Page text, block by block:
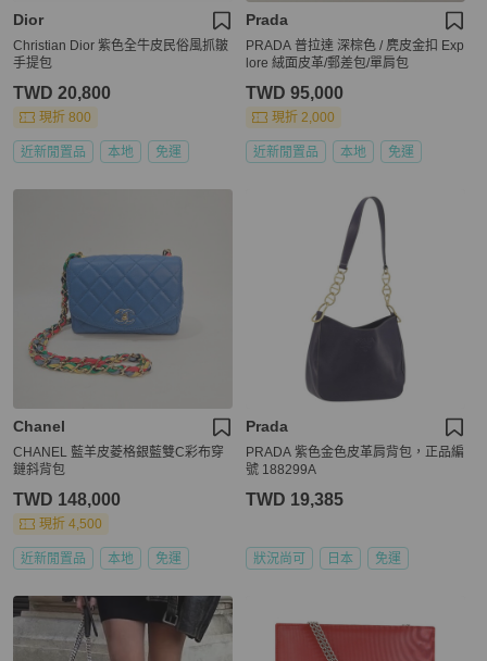
Dior
Christian Dior 紫色全牛皮民俗風抓皺
手提包
TWD 20,800
現折 800
近新閒置品 本地 免運
Prada
PRADA 普拉達 深棕色 / 麂皮金扣 Exp
lore 絨面皮革/郵差包/單肩包
TWD 95,000
現折 2,000
近新閒置品 本地 免運
Chanel
CHANEL 藍羊皮菱格銀藍雙C彩布穿
鏈斜背包
TWD 148,000
現折 4,500
近新閒置品 本地 免運
Prada
PRADA 紫色金色皮革肩背包，正品編
號 188299A
TWD 19,385
狀況尚可 日本 免運